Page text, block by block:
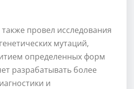
провел исследования
мутаций,
определенных форм
разрабатывать более
и